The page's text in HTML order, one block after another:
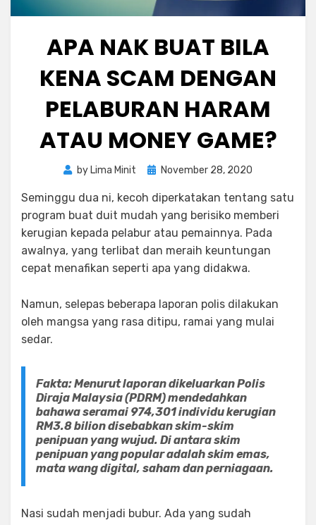
APA NAK BUAT BILA
KENA SCAM DENGAN
PELABURAN HARAM
ATAU MONEY GAME?
by Lima Minit
PostedNovember 28, 2020
Seminggu dua ni, kecoh diperkatakan tentang satu
program buat duit mudah yang berisiko memberi
kerugian kepada pelabur atau pemainnya. Pada
awalnya, yang terlibat dan meraih keuntungan
cepat menafikan seperti apa yang didakwa.
Namun, selepas beberapa laporan polis dilakukan
oleh mangsa yang rasa ditipu, ramai yang mulai
sedar.
Fakta: Menurut laporan dikeluarkan Polis
Diraja Malaysia (PDRM) mendedahkan
bahawa seramai 974,301 individu kerugian
RM3.8 bilion disebabkan skim-skim
penipuan yang wujud. Di antara skim
penipuan yang popular adalah skim emas,
mata wang digital, saham dan perniagaan.
Nasi sudah menjadi bubur. Ada yang sudah